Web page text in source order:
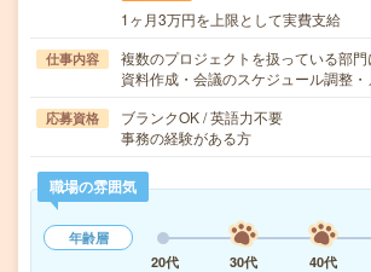
1ヶ月3万円を上限として実費支給
仕事内容
複数のプロジェクトを扱っている部門
資料作成・会議のスケジュール調整
応募資格
ブランクOK / 英語力不要
事務の経験がある方
職場の雰囲気
年齢層
20代
30代 40代